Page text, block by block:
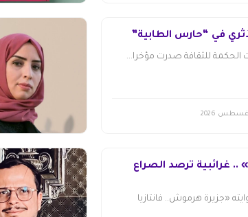
في “حارس الطابية”
للثقافة صدرت مؤخرا...
غرائبية ترصد الصراع
«جزيرة هرموش.. فانتازيا